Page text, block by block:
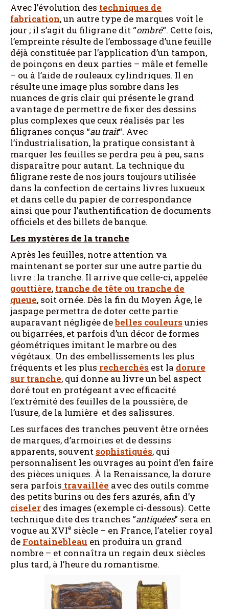
Avec l’évolution des techniques de
fabrication, un autre type de marques voit le
jour ; il s’agit du filigrane dit “ombré“. Cette fois,
l’empreinte résulte de l’embossage d’une feuille
déjà constituée par l’application d’un tampon,
de poinçons en deux parties – mâle et femelle
– ou à l’aide de rouleaux cylindriques. Il en
résulte une image plus sombre dans les
nuances de gris clair qui présente le grand
avantage de permettre de fixer des dessins
plus complexes que ceux réalisés par les
filigranes conçus “au trait“. Avec
l’industrialisation, la pratique consistant à
marquer les feuilles se perdra peu à peu, sans
disparaître pour autant. La technique du
filigrane reste de nos jours toujours utilisée
dans la confection de certains livres luxueux
et dans celle du papier de correspondance
ainsi que pour l’authentification de documents
officiels et des billets de banque.
Les mystères de la tranche
Après les feuilles, notre attention va
maintenant se porter sur une autre partie du
livre : la tranche. Il arrive que celle-ci, appelée
gouttière, tranche de tête ou tranche de
queue, soit ornée. Dès la fin du Moyen Âge, le
jaspage permettra de doter cette partie
auparavant négligée debelles couleursunies
ou bigarrées, et parfois d’un décor de formes
géométriques imitant le marbre ou des
végétaux. Un des embellissements les plus
fréquents et les plus recherchés est la dorure
sur tranche, qui donne au livre un bel aspect
doré tout en protégeant avec efficacité
l’extrémité des feuilles de la poussière, de
l’usure, de la lumière et des salissures.
Les surfaces des tranches peuvent être ornées
de marques, d’armoiries et de dessins
apparents, souvent sophistiqués, qui
personnalisent les ouvrages au point d’en faire
des pièces uniques. À la Renaissance, la dorure
sera parfois travaillée avec des outils comme
des petits burins ou des fers azurés, afin d’y
ciseler des images (exemple ci-dessous). Cette
technique dite des tranches “antiquées” sera en
vogue au XVIe siècle – en France, l’atelier royal
de Fontainebleau en produira un grand
nombre – et connaîtra un regain deux siècles
plus tard, à l’heure du romantisme.